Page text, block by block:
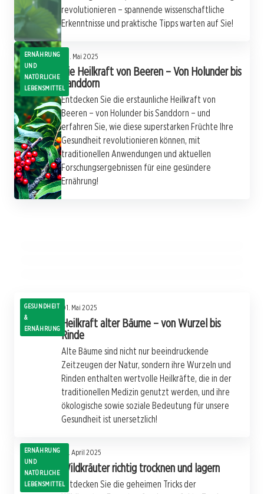
revolutionieren – spannende wissenschaftliche
Erkenntnisse und praktische Tipps warten auf Sie!
ERNÄHRUNG
UND
NATÜRLICHE
LEBENSMITTEL
09. Mai 2025
Die Heilkraft von Beeren – Von Holunder bis
Sanddorn
Entdecken Sie die erstaunliche Heilkraft von
Beeren – von Holunder bis Sanddorn – und
erfahren Sie, wie diese superstarken Früchte Ihre
Gesundheit revolutionieren können, mit
traditionellen Anwendungen und aktuellen
Forschungsergebnissen für eine gesündere
Ernährung!
06. Mai 2025
04. Mai 2025
GESUNDHEIT
&
ERNÄHRUNG
01. Mai 2025
Heilkraft alter Bäume – von Wurzel bis
Rinde
Alte Bäume sind nicht nur beeindruckende
Zeitzeugen der Natur, sondern ihre Wurzeln und
Rinden enthalten wertvolle Heilkräfte, die in der
traditionellen Medizin genutzt werden, und ihre
ökologische sowie soziale Bedeutung für unsere
Gesundheit ist unersetzlich!
ERNÄHRUNG
UND
NATÜRLICHE
LEBENSMITTEL
29. April 2025
Wildkräuter richtig trocknen und lagern
Entdecken Sie die geheimen Tricks der